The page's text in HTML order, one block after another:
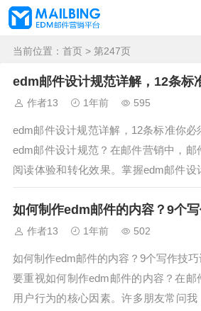
当前位置： 首页 > 第247页
edm邮件设计规范详解，12条标
作者13 1年前 595
edm邮件设计规范详解，12条标准你
edm邮件设计规范？在邮件营销中，邮
阅读体验和转化效果。掌握edm邮件设
件的专业度，还能增强品牌形象，最
为大家详细解析12条设计规范，帮助你
二、edm邮件设计...
如何制作edm邮件的内容？9个
作者13 1年前 502
如何制作edm邮件的内容？9个写作技
要重视如何制作edm邮件的内容？在邮
用户行为的核心因素。许多朋友常问我